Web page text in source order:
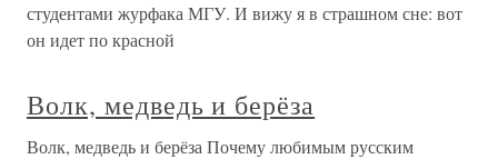
студентами журфака МГУ. И вижу я в страшном сне: вот
он идет по красной
Волк, медведь и берёза
Волк, медведь и берёза Почему любимым русским